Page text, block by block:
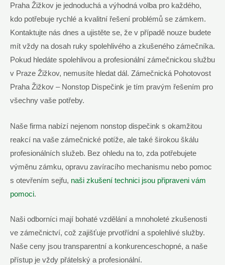
Praha‌ Žižkov⁣ je jednoduchá a výhodná volba pro každého,
kdo ⁤potřebuje rychlé a kvalitní ​řešení problémů se ‍zámkem.
⁤Kontaktujte ​nás dnes a ujistěte ⁣se, že v případě nouze budete
mít⁢ vždy na dosah ruky spolehlivého a zkušeného‌ zámečníka.
​Pokud⁣ hledáte⁢ spolehlivou‌ a‌ profesionální zámečnickou službu
v Praze Žižkov, nemusíte hledat‌ dál.⁣ Zámečnická Pohotovost
‌Praha Žižkov – Nonstop Dispečink ⁣je tím pravým řešením pro
všechny⁢ vaše potřeby.
Naše firma nabízí nejenom nonstop dispečink s okamžitou
reakcí na vaše zámečnické potíže, ale také širokou⁣ škálu
profesionálních služeb.​ Bez ohledu⁣ na to, zda⁢ potřebujete
výměnu ‍zámku, opravu⁤ zavíracího ​mechanismu ​nebo ⁣pomoc
s otevřením ‍sejfu, naši zkušení technici jsou připraveni vám‌
pomoci.
Naši odborníci⁢ mají ⁢bohaté vzdělání a mnoholeté zkušenosti
ve​ zámečnictví, což zajišťuje​ prvotřídní ⁢a​ spolehlivé služby.
Naše ceny jsou‌ transparentní a konkurenceschopné, a ‍naše
přístup je vždy přátelský a profesionální.